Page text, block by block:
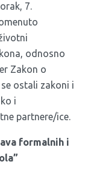
7.
odnosno
Zakon o
ostali zakoni i
i
partnere/ice.
formalnih i